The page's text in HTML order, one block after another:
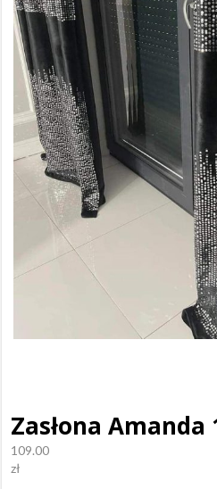
Zasłona Amanda
109.00
zł